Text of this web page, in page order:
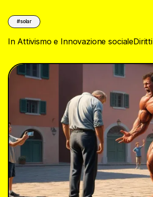
solar
In Attivismo e Innovazione socialeDiritti